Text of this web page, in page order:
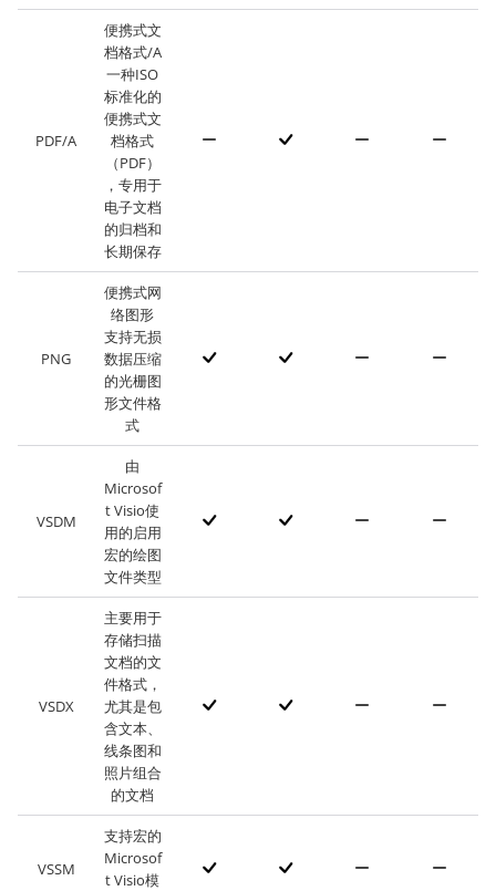
PDF/A
便携式文
档格式/A
一种ISO
标准化的
便携式文
档格式
（PDF）
，专用于
电子文档
的归档和
长期保存
PNG
便携式网
络图形
支持无损
数据压缩
的光栅图
形文件格
式
VSDM
由
Microsof
t Visio使
用的启用
宏的绘图
文件类型
VSDX
主要用于
存储扫描
文档的文
件格式，
尤其是包
含文本、
线条图和
照片组合
的文档
VSSM
支持宏的
Microsof
t Visio模